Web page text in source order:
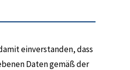
einverstanden, dass
Daten gemäß der